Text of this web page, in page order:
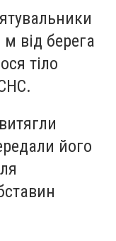
від берега
тіло
його